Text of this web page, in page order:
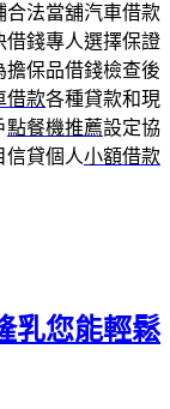
合法當舖汽車借款
借錢專人選擇保證
擔保品借錢檢查後
借款各種貸款和現
點餐機推薦設定協
信貸個人小額借款
乳您能輕鬆